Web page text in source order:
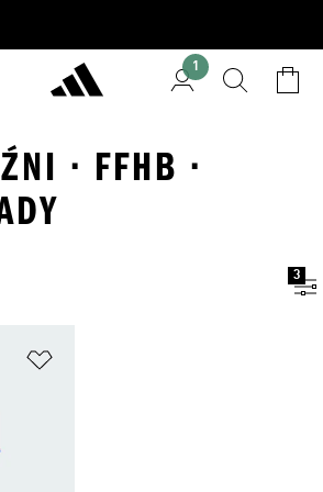
1
· FFHB ·
3